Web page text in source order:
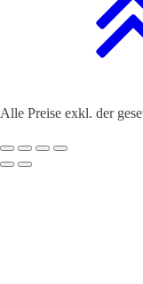
Alle Preise exkl. der